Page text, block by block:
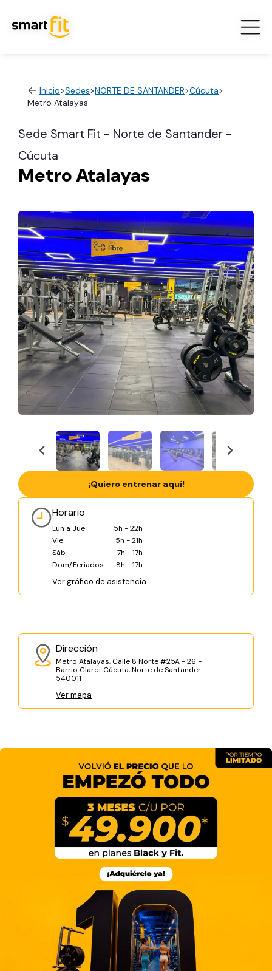
Inicio>Sedes>NORTE DE SANTANDER>Cúcuta>
Metro Atalayas
Sede Smart Fit - Norte de Santander -
Cúcuta
Metro Atalayas
Horario
Lun a Jue
5h - 22h
Vie
5h - 21h
Sáb
7h - 17h
Dom/Feriados
8h - 17h
Ver gráfico de asistencia
Dirección
Metro Atalayas, Calle 8 Norte #25A - 26 -
Barrio Claret Cúcuta, Norte de Santander -
540011
Ver mapa
¡Quiero entrenar aquí!